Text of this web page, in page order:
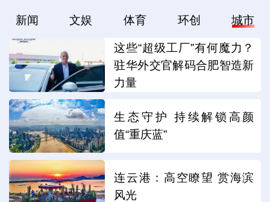
新闻 文娱 体育 环创 城市
这些“超级工厂”有何魔力？
驻华外交官解码合肥智造新
力量
生态守护 持续解锁高颜
值“重庆蓝”
连云港：高空瞭望 赏海滨
风光